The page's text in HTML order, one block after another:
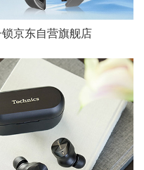
京东自营旗舰店